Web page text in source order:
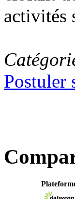
activités
Postuler